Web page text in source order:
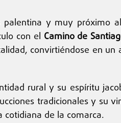
y muy próximo
con el Camino de
convirtiéndose en
rural y su espíritu
tradicionales y su
de la comarca.